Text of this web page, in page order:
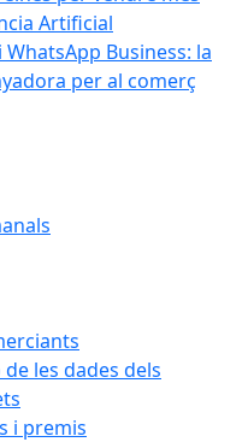
Artificial
Business: la
per al comerç
les dades dels
i premis